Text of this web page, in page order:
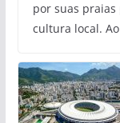
por suas
cultura local. Ao